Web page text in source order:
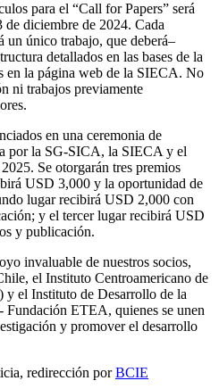
para el “Call for Papers” será
de diciembre de 2024. Cada
un único trabajo, que deberá–
detallados en las bases de la
en la página web de la SIECA. No
ni trabajos previamente
en una ceremonia de
por la SG-SICA, la SIECA y el
Se otorgarán tres premios
USD 3,000 y la oportunidad de
lugar recibirá USD 2,000 con
y el tercer lugar recibirá USD
y publicación.
invaluable de nuestros socios,
el Instituto Centroamericano de
el Instituto de Desarrollo de la
ETEA, quienes se unen
y promover el desarrollo
redirección porBCIE